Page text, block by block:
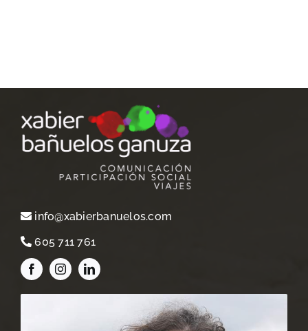
info@xabierbanuelos.com
605 711 761